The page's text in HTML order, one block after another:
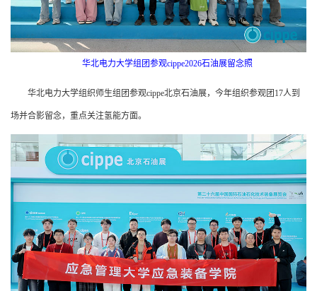
华北电力大学组团参观cippe2026石油展留念照
华北电力大学组织师生组团参观cippe北京石油展，今年组织参观团17人到
场并合影留念，重点关注氢能方面。